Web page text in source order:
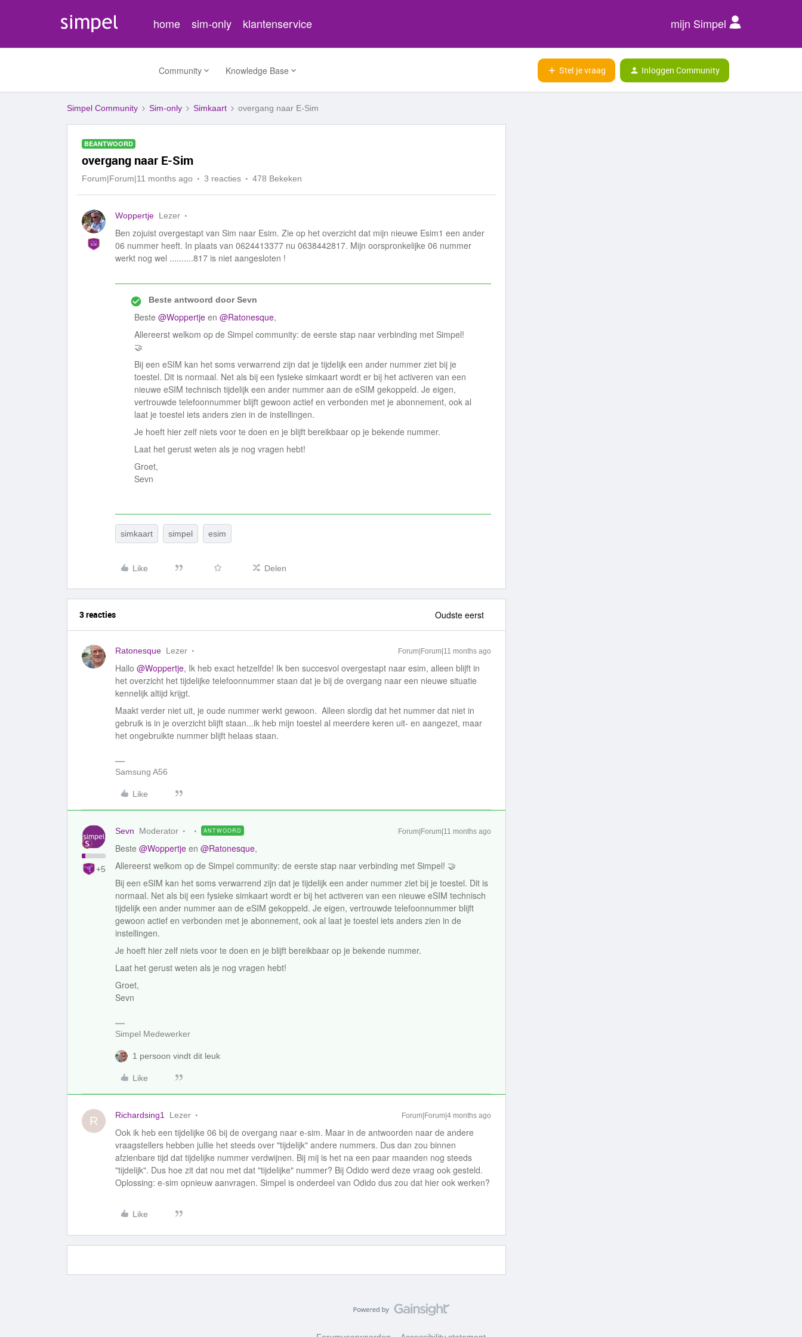
home sim-only klantenservice mijn Simpel
Community Knowledge Base Stel je vraag Inloggen Community
Simpel Community Sim-only Simkaart overgang naar E-Sim
BEANTWOORD
overgang naar E-Sim
Forum|Forum|11 months ago 3 reacties 478 Bekeken
Woppertje Lezer
Ben zojuist overgestapt van Sim naar Esim. Zie op het overzicht dat mijn nieuwe Esim1 een ander
06 nummer heeft. In plaats van 0624413377 nu 0638442817. Mijn oorspronkelijke 06 nummer
werkt nog wel ..........817 is niet aangesloten !
Beste antwoord doorSevn
Beste ​ @Woppertje en ​ @Ratonesque,
Allereerst welkom op de Simpel community: de eerste stap naar verbinding met Simpel!
🤝
Bij een eSIM kan het soms verwarrend zijn dat je tijdelijk een ander nummer ziet bij je
toestel. Dit is normaal. Net als bij een fysieke simkaart wordt er bij het activeren van een
nieuwe eSIM technisch tijdelijk een ander nummer aan de eSIM gekoppeld. Je eigen,
vertrouwde telefoonnummer blijft gewoon actief en verbonden met je abonnement, ook al
laat je toestel iets anders zien in de instellingen.
Je hoeft hier zelf niets voor te doen en je blijft bereikbaar op je bekende nummer.
Laat het gerust weten als je nog vragen hebt!
Groet,
Sevn
simkaart simpel esim
Like Delen
3 reacties Oudste eerst
Ratonesque Lezer Forum|Forum|11 months ago
Hallo ​ @Woppertje, Ik heb exact hetzelfde! Ik ben succesvol overgestapt naar esim, alleen blijft in
het overzicht het tijdelijke telefoonnummer staan dat je bij de overgang naar een nieuwe situatie
kennelijk altijd krijgt.
Maakt verder niet uit, je oude nummer werkt gewoon. Alleen slordig dat het nummer dat niet in
gebruik is in je overzicht blijft staan...ik heb mijn toestel al meerdere keren uit- en aangezet, maar
het ongebruikte nummer blijft helaas staan.
Samsung A56
Like
+5
Sevn Moderator ANTWOORD Forum|Forum|11 months ago
Beste ​ @Woppertje en ​ @Ratonesque,
Allereerst welkom op de Simpel community: de eerste stap naar verbinding met Simpel! 🤝
Bij een eSIM kan het soms verwarrend zijn dat je tijdelijk een ander nummer ziet bij je toestel. Dit is
normaal. Net als bij een fysieke simkaart wordt er bij het activeren van een nieuwe eSIM technisch
tijdelijk een ander nummer aan de eSIM gekoppeld. Je eigen, vertrouwde telefoonnummer blijft
gewoon actief en verbonden met je abonnement, ook al laat je toestel iets anders zien in de
instellingen.
Je hoeft hier zelf niets voor te doen en je blijft bereikbaar op je bekende nummer.
Laat het gerust weten als je nog vragen hebt!
Groet,
Sevn
Simpel Medewerker
1 persoon vindt dit leuk
Like
R Richardsing1 Lezer Forum|Forum|4 months ago
Ook ik heb een tijdelijke 06 bij de overgang naar e-sim. Maar in de antwoorden naar de andere
vraagstellers hebben jullie het steeds over "tijdelijk" andere nummers. Dus dan zou binnen
afzienbare tijd dat tijdelijke nummer verdwijnen. Bij mij is het na een paar maanden nog steeds
"tijdelijk". Dus hoe zit dat nou met dat "tijdelijke" nummer? Bij Odido werd deze vraag ook gesteld.
Oplossing: e-sim opnieuw aanvragen. Simpel is onderdeel van Odido dus zou dat hier ook werken?
Like